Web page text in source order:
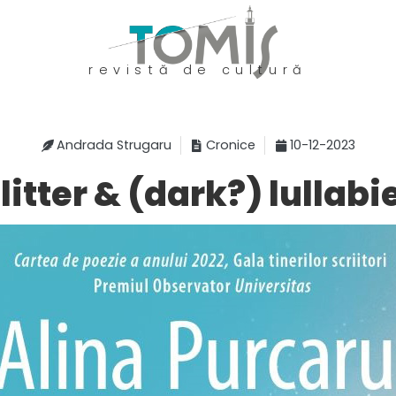
revistă de cultură
Andrada Strugaru Cronice 10-12-2023
& (dark?)